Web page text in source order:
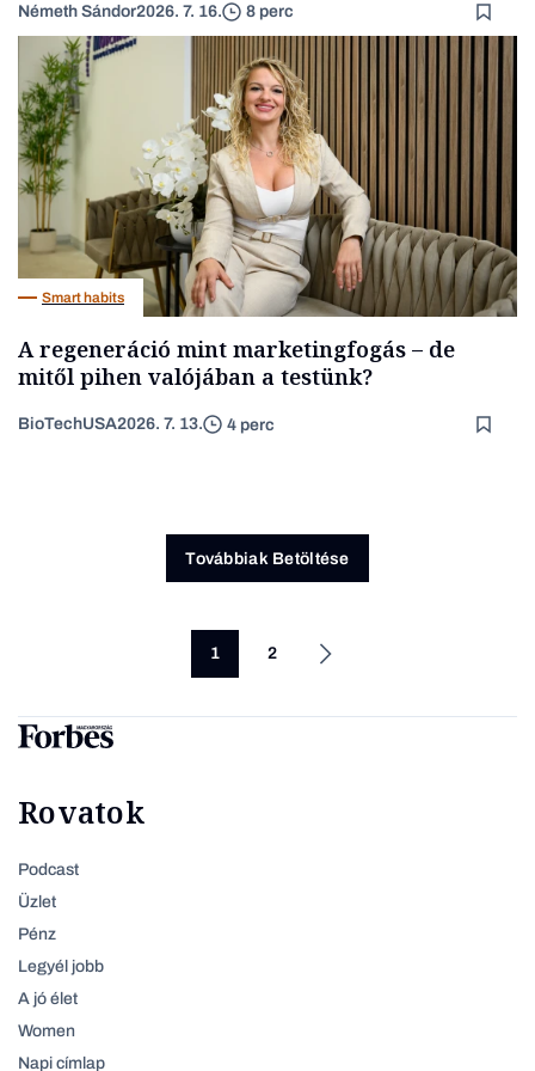
Németh Sándor2026. 7. 16. 8 perc
Smart habits
A regeneráció mint marketingfogás – de
mitől pihen valójában a testünk?
BioTechUSA2026. 7. 13. 4 perc
Továbbiak Betöltése
1 2
Rovatok
Podcast
Üzlet
Pénz
Legyél jobb
A jó élet
Women
Napi címlap